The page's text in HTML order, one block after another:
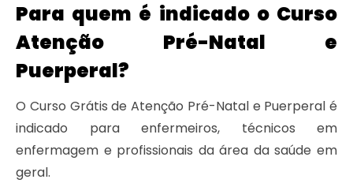
Para quem é indicado o Curso
Atenção Pré-Natal e
Puerperal?
O Curso Grátis de Atenção Pré-Natal e Puerperal é
indicado para enfermeiros, técnicos em
enfermagem e profissionais da área da saúde em
geral.